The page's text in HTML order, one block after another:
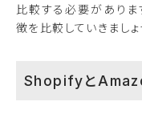
比較する必要があり
徴を比較していきましょ
Shopifyと